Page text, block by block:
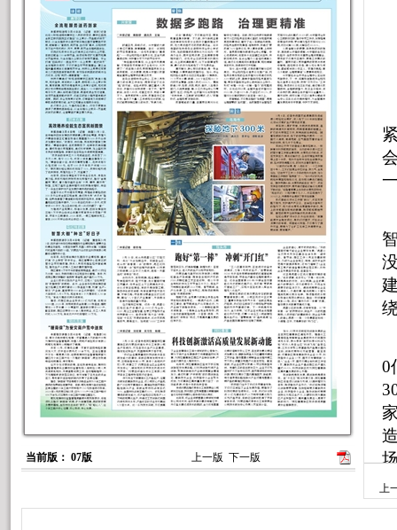
当前版： 07版 上一版 下一版
0
上